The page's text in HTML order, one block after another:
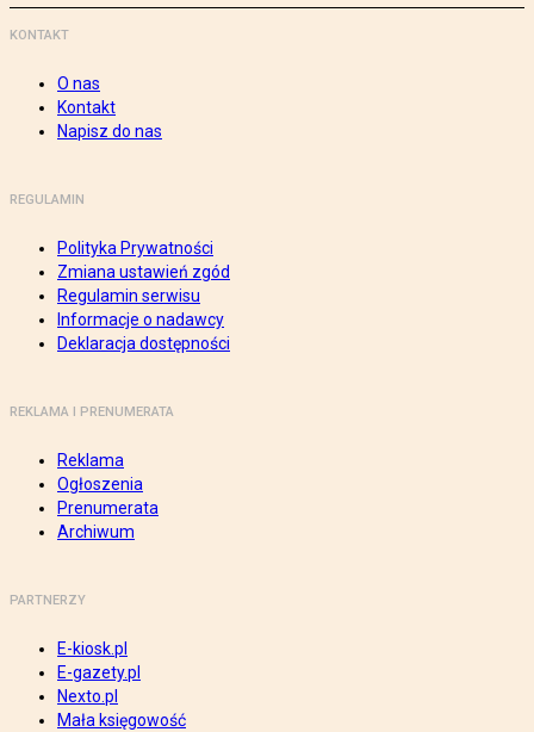
KONTAKT
O nas
Kontakt
Napisz do nas
REGULAMIN
Polityka Prywatności
Zmiana ustawień zgód
Regulamin serwisu
Informacje o nadawcy
Deklaracja dostępności
REKLAMA I PRENUMERATA
Reklama
Ogłoszenia
Prenumerata
Archiwum
PARTNERZY
E-kiosk.pl
E-gazety.pl
Nexto.pl
Mała księgowość